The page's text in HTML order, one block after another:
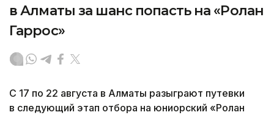
в Алматы за шанс попасть на «Ролан
Гаррос»
С 17 по 22 августа в Алматы разыграют путевки
в следующий этап отбора на юниорский «Ролан